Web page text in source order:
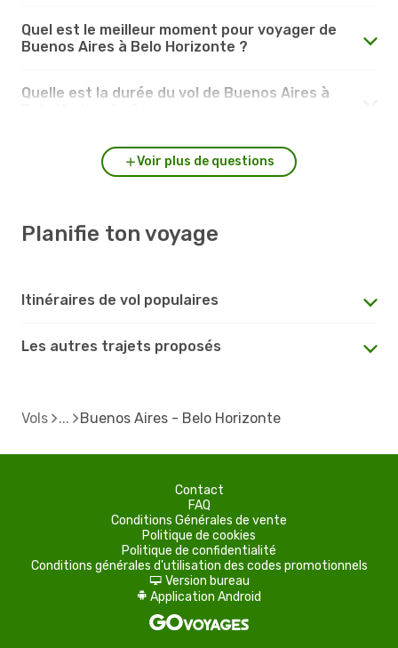
Quel est le meilleur moment pour voyager de
Buenos Aires à Belo Horizonte ?
Quelle est la durée du vol de Buenos Aires à
Voir plus de questions
Planifie ton voyage
Itinéraires de vol populaires
Les autres trajets proposés
Vols Buenos Aires - Belo Horizonte
Contact
FAQ
Conditions Générales de vente
Politique de cookies
Politique de confidentialité
Conditions générales d'utilisation des codes promotionnels
d Version bureau
A Application Android